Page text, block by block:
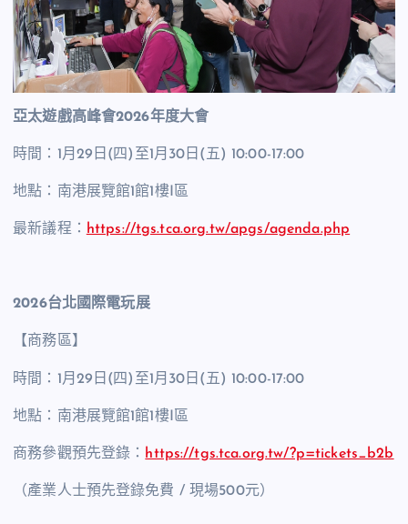
亞太遊戲高峰會2026年度大會
時間：1月29日(四)至1月30日(五) 10:00-17:00
地點：南港展覽館1館1樓I區
最新議程： https://tgs.tca.org.tw/apgs/agenda.php
2026台北國際電玩展
【商務區】
時間：1月29日(四)至1月30日(五) 10:00-17:00
地點：南港展覽館1館1樓I區
商務參觀預先登錄： https://tgs.tca.org.tw/?p=tickets_b2b
（產業人士預先登錄免費 / 現場500元）